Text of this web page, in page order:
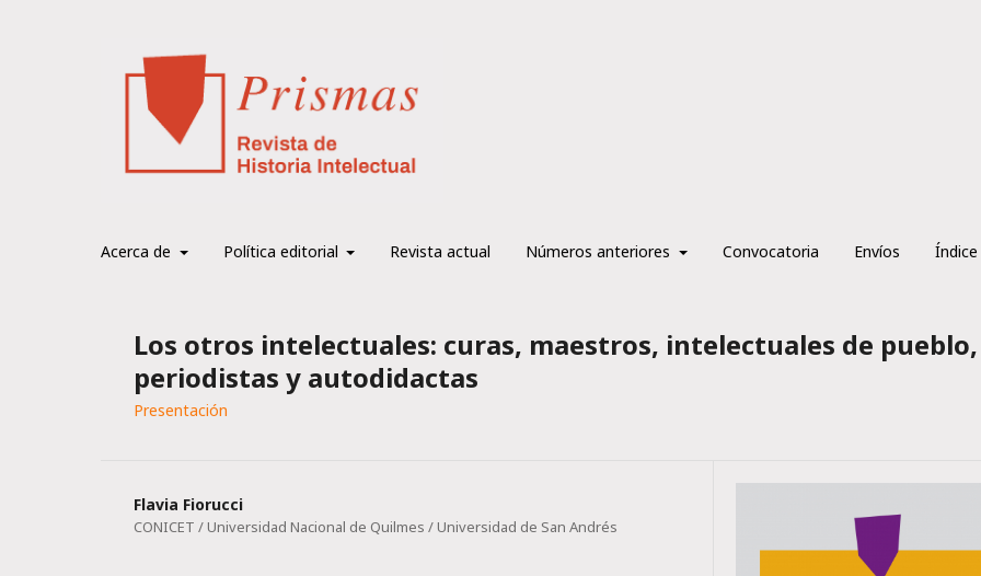
Acerca de Política editorial Revista actual Números anteriores Convocatoria Envíos Índice
Los otros intelectuales: curas, maestros, intelectuales de pueblo,
periodistas y autodidactas
Presentación
Flavia Fiorucci
CONICET / Universidad Nacional de Quilmes / Universidad de San Andrés